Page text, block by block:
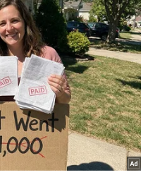
Syria dọc biên giới với
giác cao độ sau khi
hiện thêm nhiều